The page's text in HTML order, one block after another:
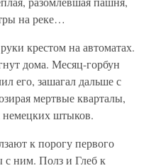
на реке…
крестом на автоматах.
дома. Месяц-горбун
его, зашагал дальше с
мертвые кварталы,
немецких штыков.
к порогу первого
с ним. Полз и Глеб к